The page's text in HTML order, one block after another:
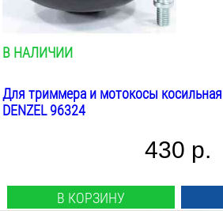
В НАЛИЧИИ
Для триммера и мотокосы
DENZEL 96324
430 р.
В КОРЗИНУ